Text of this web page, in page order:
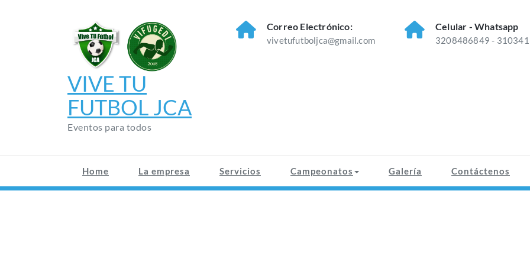
VIVE TU
FUTBOL JCA
Eventos para todos
Correo Electrónico:
vivetufutboljca@gmail.com
Celular - Whatsapp
3208486849 -
Home La empresa Servicios Campeonatos Galería Contáctenos